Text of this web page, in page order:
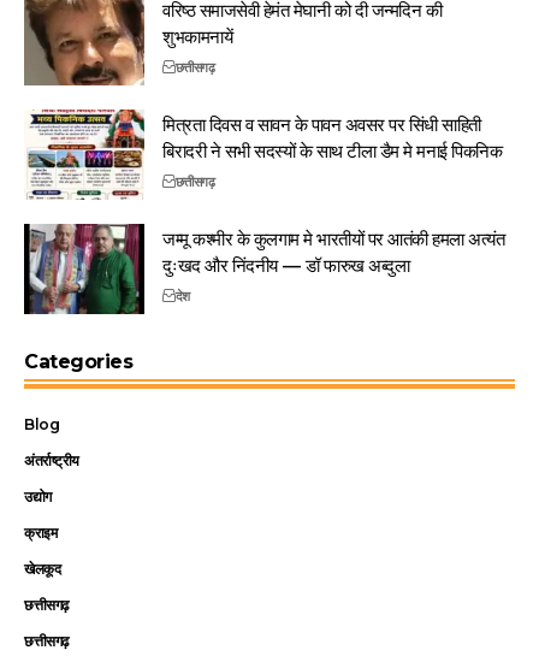
वरिष्ठ समाजसेवी हेमंत मेघानी को दी जन्मदिन की
शुभकामनायें
छत्तीसगढ़
मित्रता दिवस व सावन के पावन अवसर पर सिंधी साहिती
बिरादरी ने सभी सदस्यों के साथ टीला डैम मे मनाई पिकनिक
छत्तीसगढ़
जम्मू कश्मीर के कुलगाम मे भारतीयों पर आतंकी हमला अत्यंत
दुःखद और निंदनीय — डॉ फारुख अब्दुला
देश
Categories
Blog
अंतर्राष्ट्रीय
उद्योग
क्राइम
खेलकूद
छत्तीसगढ़
छत्तीसगढ़